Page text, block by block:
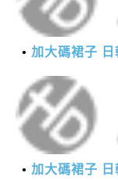
加大碼裙子 日韓系簡約休
加大碼裙子 日韓系簡約休